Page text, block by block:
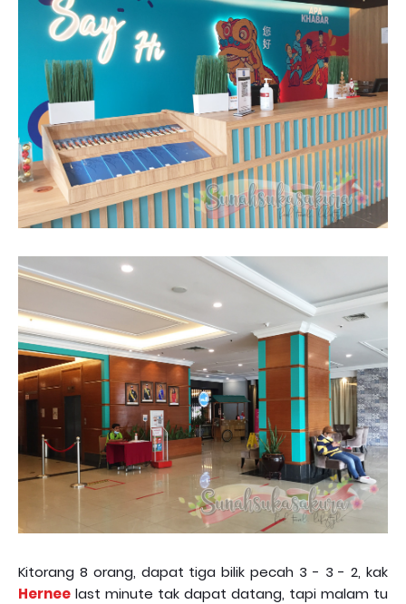
Kitorang 8 orang, dapat tiga bilik pecah 3 - 3 - 2, kak
Hernee last minute tak dapat datang, tapi malam tu